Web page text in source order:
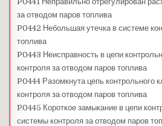
за отводом паров топлива
P0442 Небольшая утечка в системе
топлива
P0443 Неисправность в цепи
контроля за отводом паров топлива
P0444 Разомкнута цепь контрольного
контроля за отводом паров топлива
P0445 Короткое замыкание в цепи
системы контроля за отводом паров